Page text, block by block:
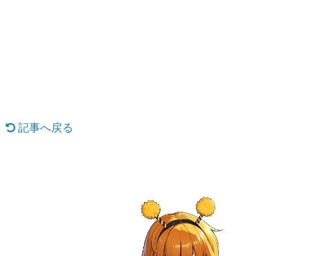
ゲームが変えた日本語
「経験値」「裏技」「ラスボス」… ゲームにまつわる言葉
の起源や用法の変遷を、コンピューター文化史研究家・タ
イニーP氏が徹底調査。
記事へ戻る